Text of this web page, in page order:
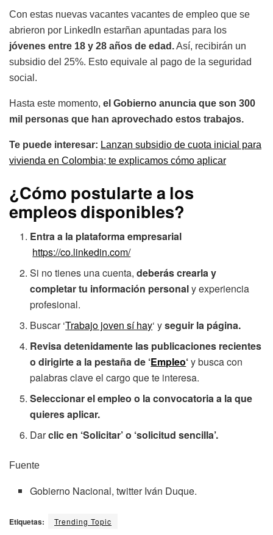
Con estas nuevas vacantes vacantes de empleo que se
abrieron por LinkedIn estarñan apuntadas para los
jóvenes entre 18 y 28 años de edad.Así, recibirán un
subsidio del 25%. Esto equivale al pago de la seguridad
social.
Hasta este momento, el Gobierno anuncia que son 300
mil personas que han aprovechado estos trabajos.
Te puede interesar: Lanzan subsidio de cuota inicial para
vivienda en Colombia; te explicamos cómo aplicar
¿Cómo postularte a los
empleos disponibles?
Entra a la plataforma empresarial
https://co.linkedin.com/
Si no tienes una cuenta,deberás crearla y
completar tu información personaly experiencia
profesional.
Buscar ‘Trabajo joven sí hay‘ yseguir la página.
Revisa detenidamente las publicaciones recientes
o dirigirte a la pestaña de ‘Empleo‘y busca con
palabras clave el cargo que te interesa.
Seleccionar el empleo o la convocatoria a la que
quieres aplicar.
Darclic en ‘Solicitar’ o ‘solicitud sencilla’.
Fuente
Gobierno Nacional, twitter Iván Duque.
Etiquetas: Trending Topic